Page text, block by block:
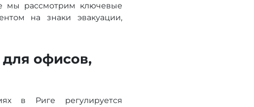
мы рассмотрим ключевые
на знаки эвакуации,
офисов,
в Риге регулируется